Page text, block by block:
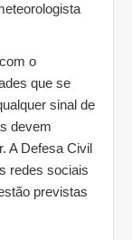
o
que se
sinal de
devem
A Defesa Civil
redes sociais
previstas